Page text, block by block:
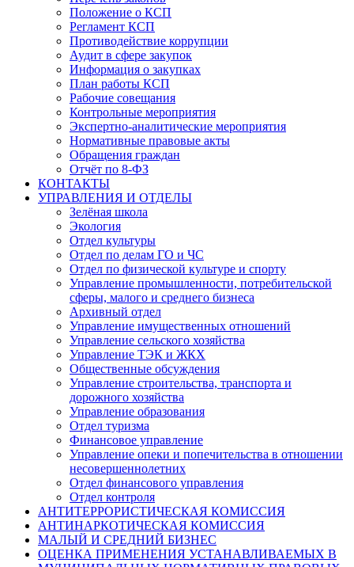
Положение о КСП
Регламент КСП
Противодействие коррупции
Аудит в сфере закупок
Информация о закупках
План работы КСП
Рабочие совещания
Контрольные мероприятия
Экспертно-аналитические мероприятия
Нормативные правовые акты
Обращения граждан
Отчёт по 8-ФЗ
КОНТАКТЫ
УПРАВЛЕНИЯ И ОТДЕЛЫ
Зелёная школа
Экология
Отдел культуры
Отдел по делам ГО и ЧС
Отдел по физической культуре и спорту
Управление промышленности, потребительской
сферы, малого и среднего бизнеса
Архивный отдел
Управление имущественных отношений
Управление сельского хозяйства
Управление ТЭК и ЖКХ
Общественные обсуждения
Управление строительства, транспорта и
дорожного хозяйства
Управление образования
Отдел туризма
Финансовое управление
Управление опеки и попечительства в отношении
несовершеннолетних
Отдел финансового управления
Отдел контроля
АНТИТЕРРОРИСТИЧЕСКАЯ КОМИССИЯ
АНТИНАРКОТИЧЕСКАЯ КОМИССИЯ
МАЛЫЙ И СРЕДНИЙ БИЗНЕС
ОЦЕНКА ПРИМЕНЕНИЯ УСТАНАВЛИВАЕМЫХ В